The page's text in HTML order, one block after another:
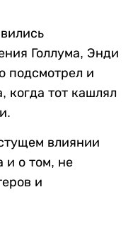
Голлума, Энди
подсмотрел и
когда тот кашлял
влиянии
и о том, не
и